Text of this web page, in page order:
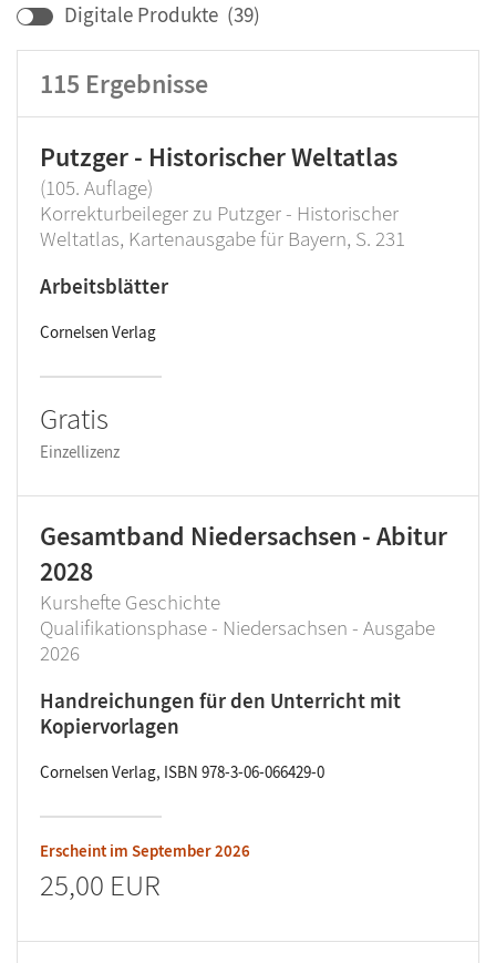
Digitale Produkte (39)
115 Ergebnisse
Putzger - Historischer Weltatlas
(105. Auflage)
Korrekturbeileger zu Putzger - Historischer
Weltatlas, Kartenausgabe für Bayern, S. 231
Arbeitsblätter
Cornelsen Verlag
Gratis
Einzellizenz
Gesamtband Niedersachsen - Abitur
2028
Kurshefte Geschichte
Qualifikationsphase - Niedersachsen - Ausgabe
2026
Handreichungen für den Unterricht mit
Kopiervorlagen
Cornelsen Verlag, ISBN 978-3-06-066429-0
Erscheint im September 2026
25,00 EUR